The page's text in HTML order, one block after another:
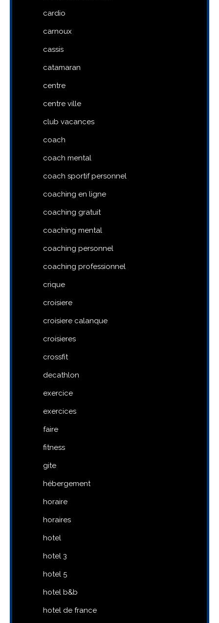
cardio
carnoux
cassis
catamaran
centre
centre ville
club vacances
coach
coach mental
coach sportif personnel
coaching en ligne
coaching gratuit
coaching mental
coaching personnel
coaching professionnel
crique
croisiere
croisiere calanque
croisieres
crossfit
decathlon
exercice
exercices
faire
fitness
gite
hébergement
horaire
horaires
hotel
hotel 3
hotel 5
hotel b&b
hotel de france